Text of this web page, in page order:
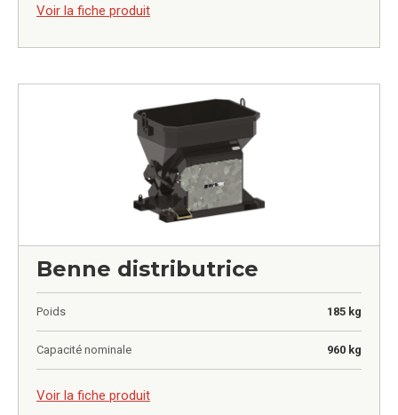
Voir la fiche produit
Benne distributrice
Poids 185 kg
Capacité nominale 960 kg
Voir la fiche produit